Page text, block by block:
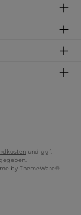
und ggf.
by ThemeWare®